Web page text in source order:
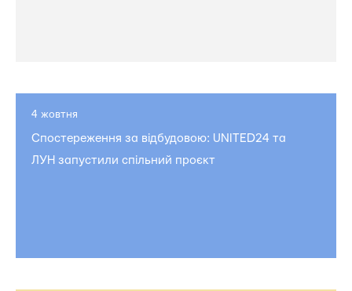
4 жовтня
Спостереження за відбудовою: UNITED24 та
ЛУН запустили спільний проєкт